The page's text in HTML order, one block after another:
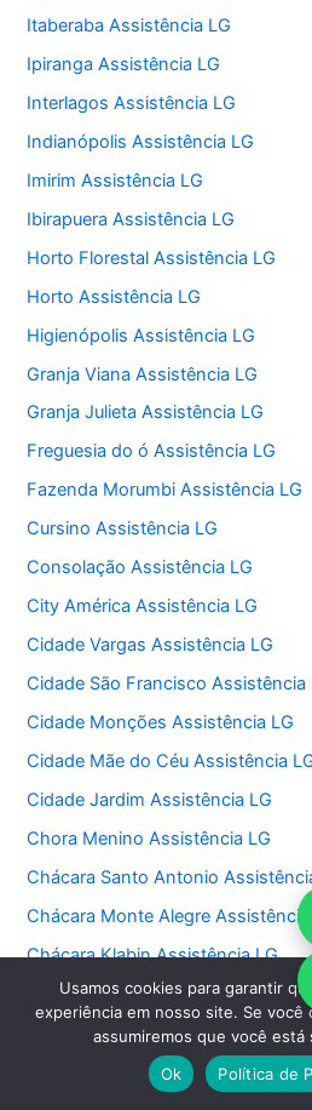
Itaberaba Assistência LG
Ipiranga Assistência LG
Interlagos Assistência LG
Indianópolis Assistência LG
Imirim Assistência LG
Ibirapuera Assistência LG
Horto Florestal Assistência LG
Horto Assistência LG
Higienópolis Assistência LG
Granja Viana Assistência LG
Granja Julieta Assistência LG
Freguesia do ó Assistência LG
Fazenda Morumbi Assistência LG
Cursino Assistência LG
Consolação Assistência LG
City América Assistência LG
Cidade Vargas Assistência LG
Cidade São Francisco Assistência
Cidade Monções Assistência LG
Cidade Mãe do Céu Assistência
Cidade Jardim Assistência LG
Chora Menino Assistência LG
Chácara Santo Antonio
Chácara Monte Alegre
Chácara Klabin Assistência LG
Chácara Itaim Assistência LG
Chácara Inglesa Assistência LG
Chácara Flora Assistência LG
Usamos cookies para garantir
experiência em nosso site. Se
assumiremos que você
Ok
Política de